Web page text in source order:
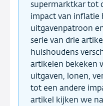
supermarktkar tot
impact van inflatie
uitgavenpatroon
serie van drie
huishoudens
artikelen bekeken
uitgaven, lonen,
tot een andere
artikel kijken we